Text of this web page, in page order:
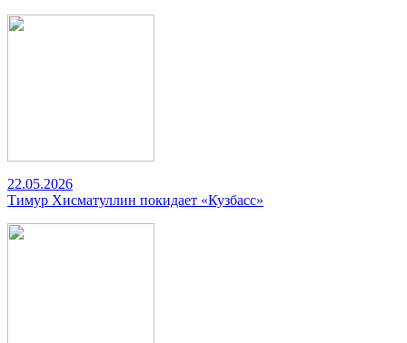
22.05.2026
Тимур Хисматуллин покидает «Кузбасс»